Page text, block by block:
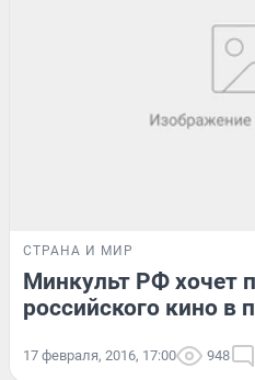
СТРАНА И МИР
Минкульт РФ хочет
российского кино в
17 февраля, 2016, 17:00 948